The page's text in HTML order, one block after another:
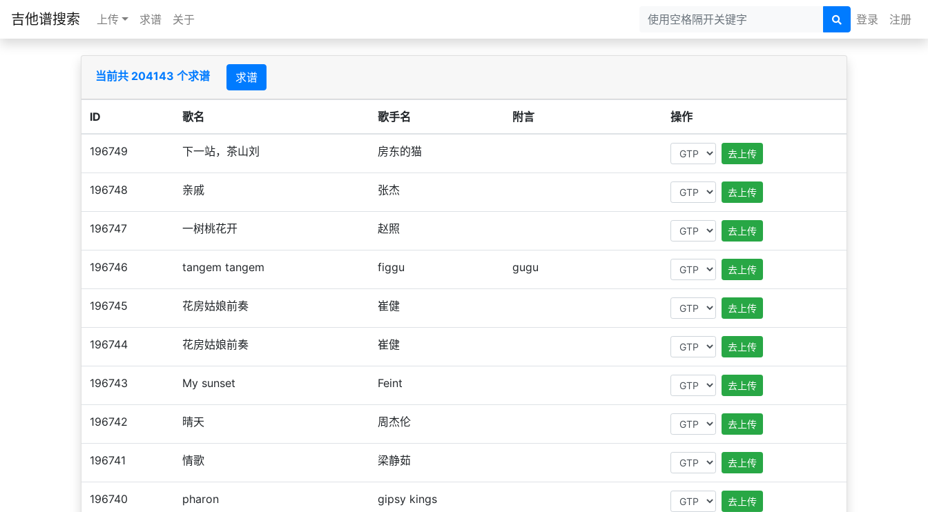
吉他谱搜索 上传 求谱 关于 登录 注册
当前共 204143 个求谱 求谱
ID 歌名 歌手名 附言 操作
196749 下一站，茶山刘 房东的猫 去上传
196748 亲戚 张杰 去上传
196747 一树桃花开 赵照 去上传
196746 tangem tangem figgu gugu 去上传
196745 花房姑娘前奏 崔健 去上传
196744 花房姑娘前奏 崔健 去上传
196743 My sunset Feint 去上传
196742 晴天 周杰伦 去上传
196741 情歌 梁静茹 去上传
196740 pharon gipsy kings 去上传